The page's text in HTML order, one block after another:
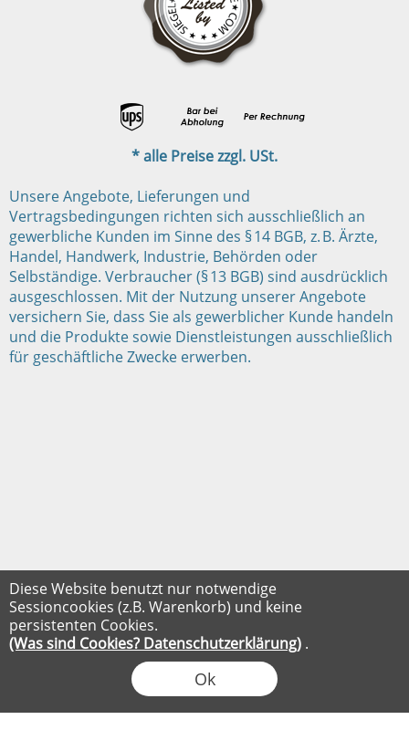
Diese Website benutzt nur notwendige
Sessioncookies (z.B. Warenkorb) und keine
persistenten Cookies.
(Was sind Cookies? Datenschutzerklärung) .
Ok
* alle Preise zzgl. USt.
Unsere Angebote, Lieferungen und
Vertragsbedingungen richten sich ausschließlich an
gewerbliche Kunden im Sinne des § 14 BGB, z. B. Ärzte,
Handel, Handwerk, Industrie, Behörden oder
Selbständige. Verbraucher (§ 13 BGB) sind ausdrücklich
ausgeschlossen. Mit der Nutzung unserer Angebote
versichern Sie, dass Sie als gewerblicher Kunde handeln
und die Produkte sowie Dienstleistungen ausschließlich
für geschäftliche Zwecke erwerben.
FLOW® SHOPSOFTWARE